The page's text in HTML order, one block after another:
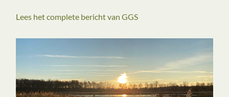
Lees het complete bericht van GGS